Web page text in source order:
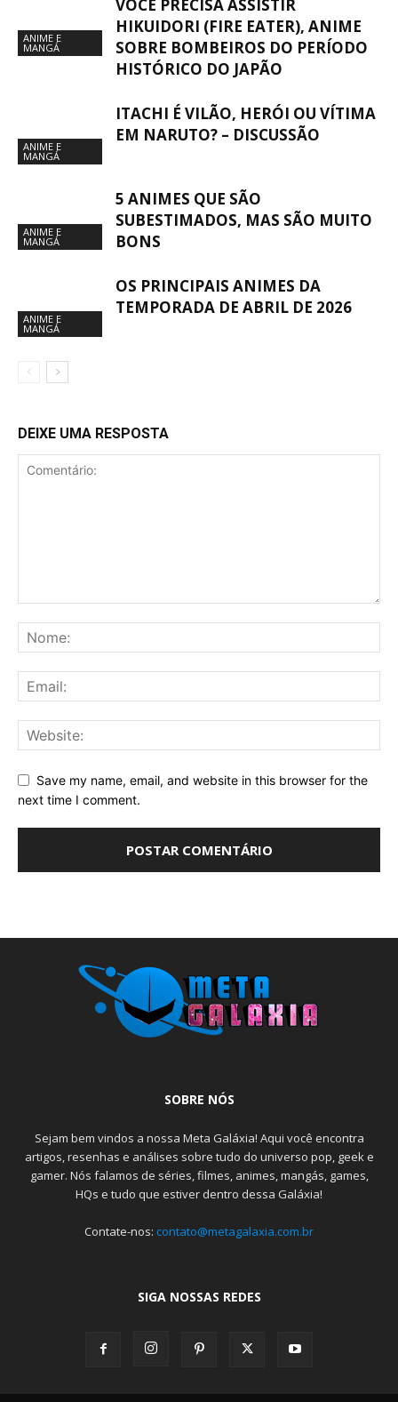
ANIME E
MANGÁ
VOCÊ PRECISA ASSISTIR
HIKUIDORI (FIRE EATER), ANIME
SOBRE BOMBEIROS DO PERÍODO
HISTÓRICO DO JAPÃO
ANIME E
MANGÁ
ITACHI É VILÃO, HERÓI OU VÍTIMA
EM NARUTO? – DISCUSSÃO
ANIME E
MANGÁ
5 ANIMES QUE SÃO
SUBESTIMADOS, MAS SÃO MUITO
BONS
ANIME E
MANGÁ
OS PRINCIPAIS ANIMES DA
TEMPORADA DE ABRIL DE 2026
DEIXE UMA RESPOSTA
Save my name, email, and website in this browser for the
next time I comment.
SOBRE NÓS
Sejam bem vindos a nossa Meta Galáxia! Aqui você encontra
artigos, resenhas e análises sobre tudo do universo pop, geek e
gamer. Nós falamos de séries, filmes, animes, mangás, games,
HQs e tudo que estiver dentro dessa Galáxia!
Contate-nos: contato@metagalaxia.com.br
SIGA NOSSAS REDES